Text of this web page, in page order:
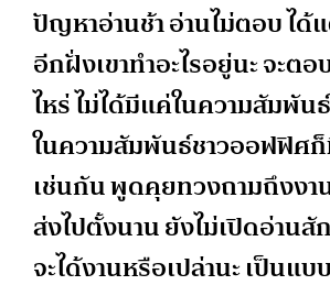
ปัญหาอ่านช้า อ่านไม่ตอบ ได้
อีกฝั่งเขาทำอะไรอยู่นะ จะต
ไหร่ ไม่ได้มีแค่ในความสัมพั
ในความสัมพันธ์ชาวออฟฟิศ
เช่นกัน พูดคุยทวงถามถึงงา
ส่งไปตั้งนาน ยังไม่เปิดอ่าน
จะได้งานหรือเปล่านะ เป็นแ